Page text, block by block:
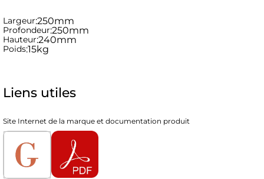
Largeur:250mm
Profondeur:250mm
Hauteur:240mm
Poids:15kg
Liens utiles
Site Internet de la marque et documentation produit